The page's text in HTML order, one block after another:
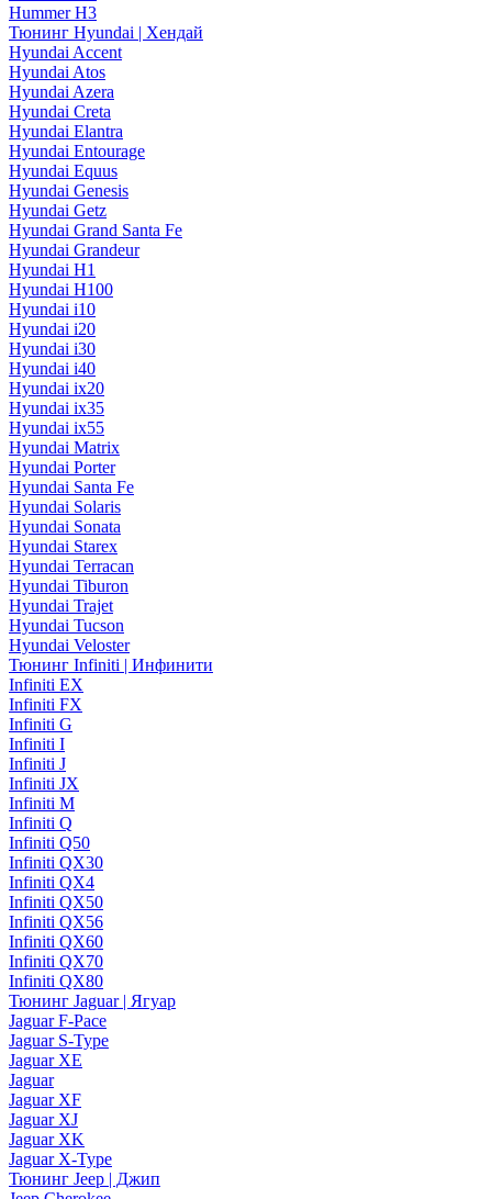
Hummer H3
Тюнинг Hyundai | Хендай
Hyundai Accent
Hyundai Atos
Hyundai Azera
Hyundai Creta
Hyundai Elantra
Hyundai Entourage
Hyundai Equus
Hyundai Genesis
Hyundai Getz
Hyundai Grand Santa Fe
Hyundai Grandeur
Hyundai H1
Hyundai H100
Hyundai i10
Hyundai i20
Hyundai i30
Hyundai i40
Hyundai ix20
Hyundai ix35
Hyundai ix55
Hyundai Matrix
Hyundai Porter
Hyundai Santa Fe
Hyundai Solaris
Hyundai Sonata
Hyundai Starex
Hyundai Terracan
Hyundai Tiburon
Hyundai Trajet
Hyundai Tucson
Hyundai Veloster
Тюнинг Infiniti | Инфинити
Infiniti EX
Infiniti FX
Infiniti G
Infiniti I
Infiniti J
Infiniti JX
Infiniti M
Infiniti Q
Infiniti Q50
Infiniti QX30
Infiniti QX4
Infiniti QX50
Infiniti QX56
Infiniti QX60
Infiniti QX70
Infiniti QX80
Тюнинг Jaguar | Ягуар
Jaguar F-Pace
Jaguar S-Type
Jaguar XE
Jaguar
Jaguar XF
Jaguar XJ
Jaguar XK
Jaguar X-Type
Тюнинг Jeep | Джип